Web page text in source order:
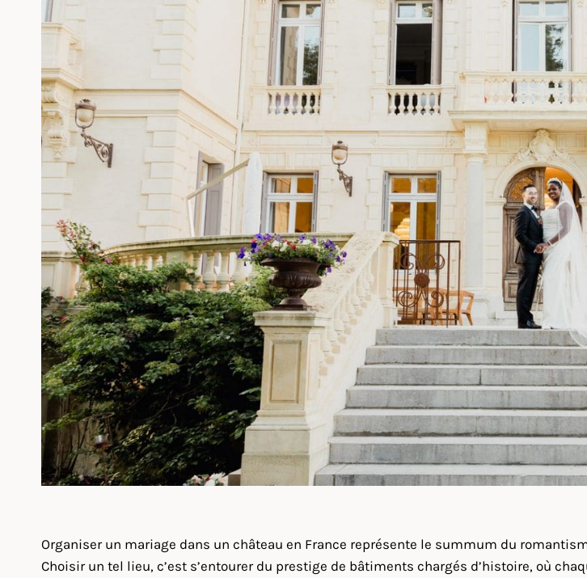
Organiser un mariage dans un château en France représente le summum du
Choisir un tel lieu, c’est s’entourer du prestige de bâtiments chargés d’histoire, où